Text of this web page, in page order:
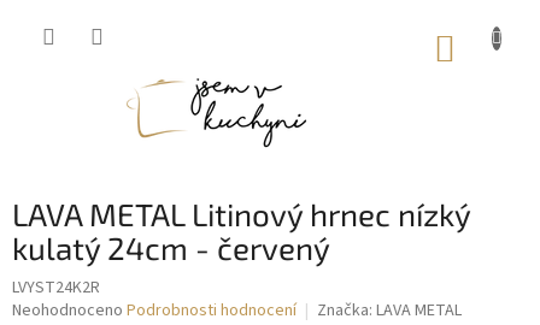
LAVA METAL Litinový hrnec nízký
kulatý 24cm - červený
LVYST24K2R
Průměrné
Neohodnoceno Podrobnosti hodnocení Značka: LAVA METAL